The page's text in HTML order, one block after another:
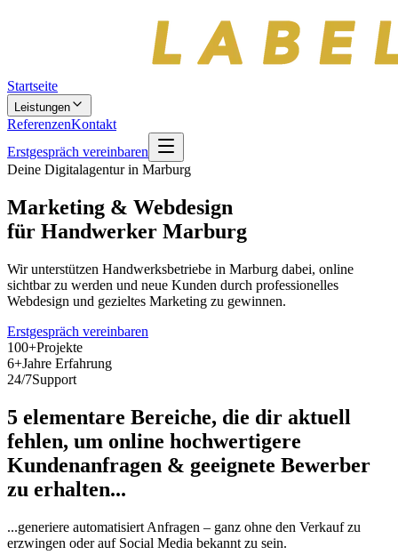
Startseite
Leistungen
ReferenzenKontakt
Erstgespräch vereinbaren
Deine Digitalagentur in Marburg
Marketing & Webdesign
für Handwerker Marburg
Wir unterstützen Handwerksbetriebe in Marburg dabei, online
sichtbar zu werden und neue Kunden durch professionelles
Webdesign und gezieltes Marketing zu gewinnen.
Erstgespräch vereinbaren
100+Projekte
6+Jahre Erfahrung
24/7Support
5 elementare Bereiche, die dir aktuell
fehlen, um online hochwertigere
Kundenanfragen & geeignete Bewerber
zu erhalten...
...generiere automatisiert Anfragen – ganz ohne den Verkauf zu
erzwingen oder auf Social Media bekannt zu sein.